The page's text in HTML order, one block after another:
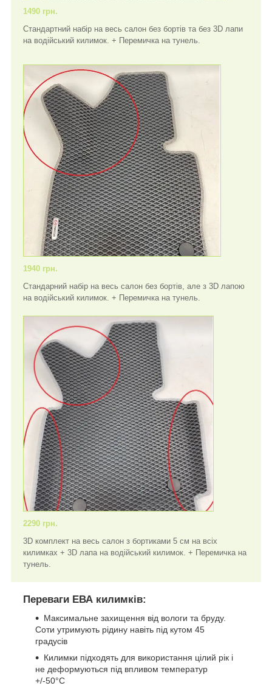
1490 грн.
Стандартний набір на весь салон без бортів та без 3D лапи
на водійський килимок. + Перемичка на тунель.
1940 грн.
Стандарний набір на весь салон без бортів, але з 3D лапою
на водійський килимок. + Перемичка на тунель.
2290 грн.
3D комплект на весь салон з бортиками 5 см на всіх
килимках + 3D лапа на водійський килимок. + Перемичка на
тунель.
Переваги ЕВА килимків:
Максимальне захищення від вологи та бруду.
Соти утримують рідину навіть під кутом 45
градусів
Килимки підходять для використання цілий рік і
не деформуються під впливом температур
+/-50°C